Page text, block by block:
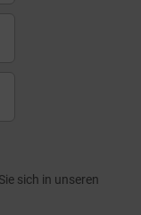
sich in unseren